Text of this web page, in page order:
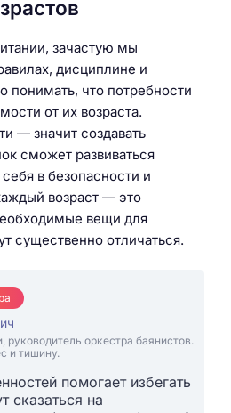
зачастую мы
дисциплине и
понимать, что потребности
от их возраста.
— значит создавать
сможет развиваться
в безопасности и
возраст — это
вещи для
существенно отличаться.
руководитель оркестра баянистов.
и тишину.
помогает избегать
сказаться на